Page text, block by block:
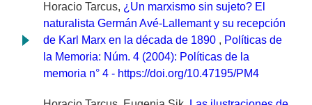
Horacio Tarcus, ¿Un marxismo sin sujeto? El
naturalista Germán Avé-Lallemant y su recepción
de Karl Marx en la década de 1890 , Políticas de
la Memoria: Núm. 4 (2004): Políticas de la
memoria n° 4 - https://doi.org/10.47195/PM4